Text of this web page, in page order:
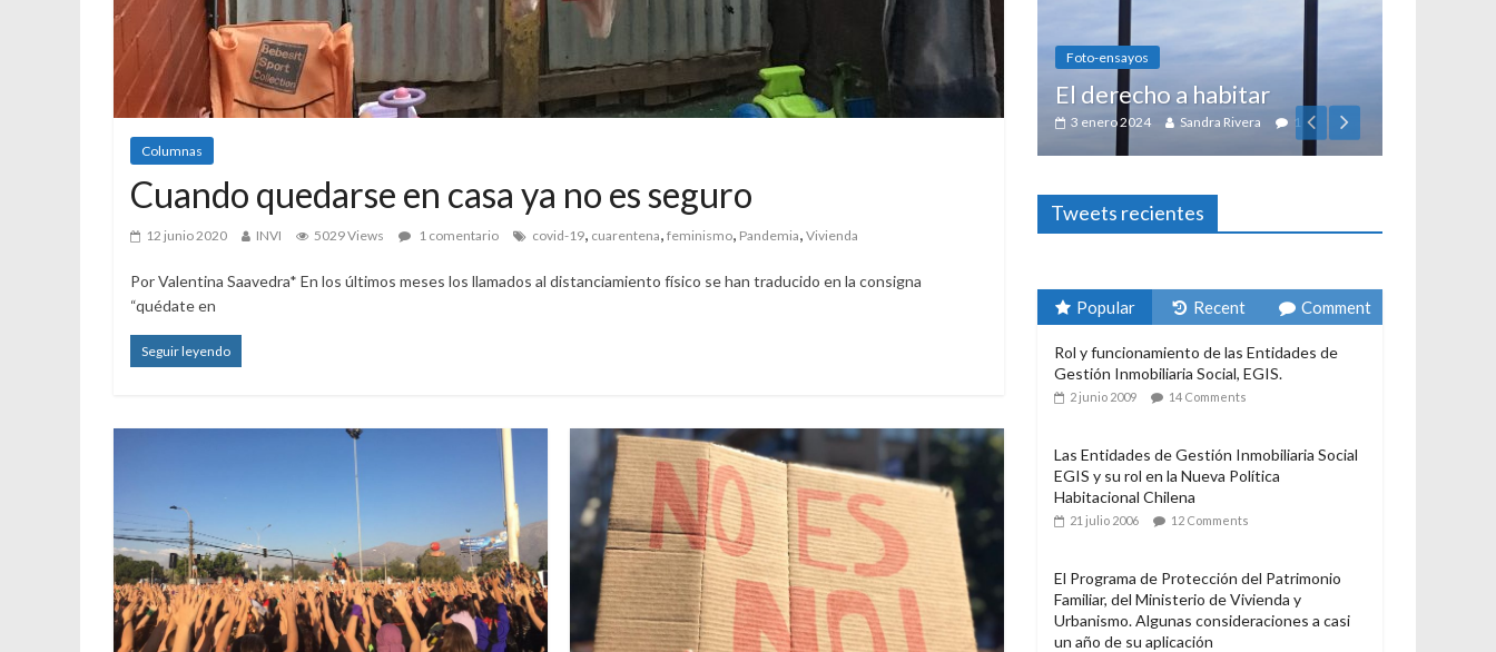
Columnas
Cuando quedarse en casa ya no es seguro
12 junio 2020 INVI 5029 Views 1 comentario covid-19, cuarentena, feminismo, Pandemia, Vivienda
Por Valentina Saavedra* En los últimos meses los llamados al distanciamiento físico se han traducido en la consigna
“quédate en
Seguir leyendo
Foto-ensayos
El derecho a habitar
3 enero 2024 Sandra Rivera 1
Tweets recientes
Popular Recent Comment
Rol y funcionamiento de las Entidades de
Gestión Inmobiliaria Social, EGIS.
2 junio 2009 14 Comments
Las Entidades de Gestión Inmobiliaria Social
EGIS y su rol en la Nueva Política
Habitacional Chilena
21 julio 2006 12 Comments
El Programa de Protección del Patrimonio
Familiar, del Ministerio de Vivienda y
Urbanismo. Algunas consideraciones a casi
un año de su aplicación